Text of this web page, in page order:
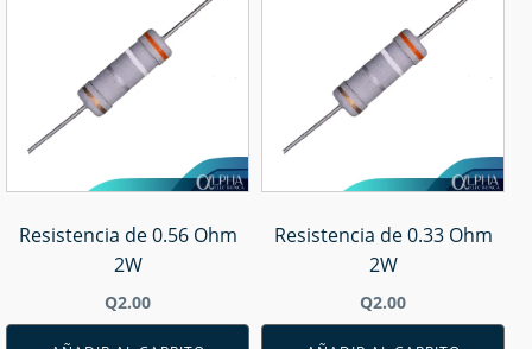
Resistencia de 0.56 Ohm
2W
Q2.00
Resistencia de 0.33 Ohm
2W
Q2.00